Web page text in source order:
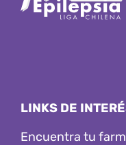
LINKS DE
Encuentra tu